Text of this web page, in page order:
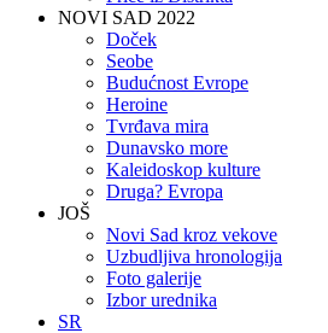
NOVI SAD 2022
Doček
Seobe
Budućnost Evrope
Heroine
Tvrđava mira
Dunavsko more
Kaleidoskop kulture
Druga? Evropa
JOŠ
Novi Sad kroz vekove
Uzbudljiva hronologija
Foto galerije
Izbor urednika
SR